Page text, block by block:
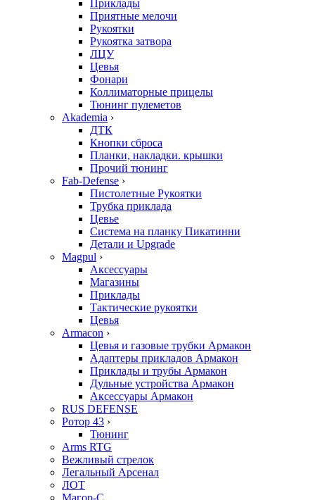
Приклады
Приятные мелочи
Рукоятки
Рукоятка затвора
ЛЦУ
Цевья
Фонари
Коллиматорные прицелы
Тюнинг пулеметов
Akademia ›
ДТК
Кнопки сброса
Планки, накладки. крышки
Прочий тюнинг
Fab-Defense ›
Пистолетные Рукоятки
Трубка приклада
Цевье
Система на планку Пикатинни
Детали и Upgrade
Magpul ›
Аксессуары
Магазины
Приклады
Тактические рукоятки
Цевья
Armacon ›
Цевья и газовые трубки Армакон
Адаптеры прикладов Армакон
Приклады и трубы Армакон
Дульные устройства Армакон
Аксессуары Армакон
RUS DEFENSE
Ротор 43 ›
Тюнинг
Arms RTG
Вежливый стрелок
Легальный Арсенал
ЛОТ
Магор-С